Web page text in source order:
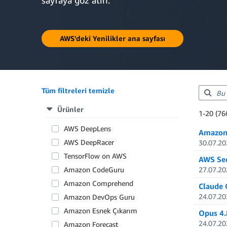
AWS'deki Yenilikler ana sayfası
Tüm filtreleri temizle
Ürünler
AWS DeepLens
AWS DeepRacer
TensorFlow on AWS
Amazon CodeGuru
Amazon Comprehend
Amazon DevOps Guru
Amazon Esnek Çıkarım
Amazon Forecast
1-20
Showing
AWS
Claude
Opus